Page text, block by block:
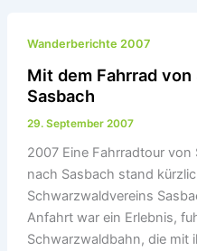
Wanderberichte 2007
Mit dem Fahrrad
Sasbach
29. September 2007
2007 Eine Fahrradtour
nach Sasbach stand
Schwarzwaldvereins
Anfahrt war ein Erlebnis,
Schwarzwaldbahn, die mit